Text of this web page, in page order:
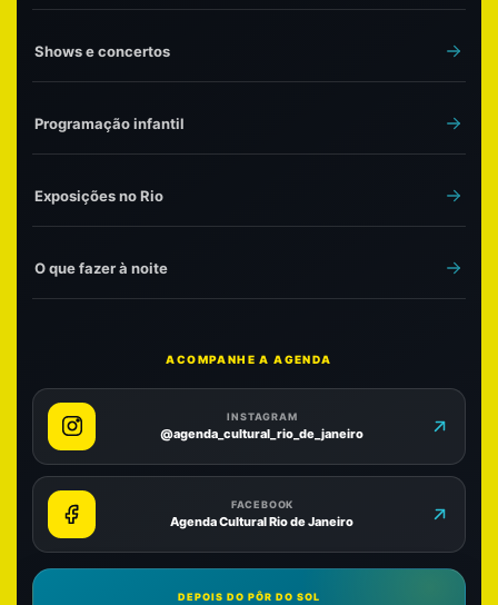
Shows e concertos
Programação infantil
Exposições no Rio
O que fazer à noite
ACOMPANHE A AGENDA
INSTAGRAM
@agenda_cultural_rio_de_janeiro
FACEBOOK
Agenda Cultural Rio de Janeiro
DEPOIS DO PÔR DO SOL